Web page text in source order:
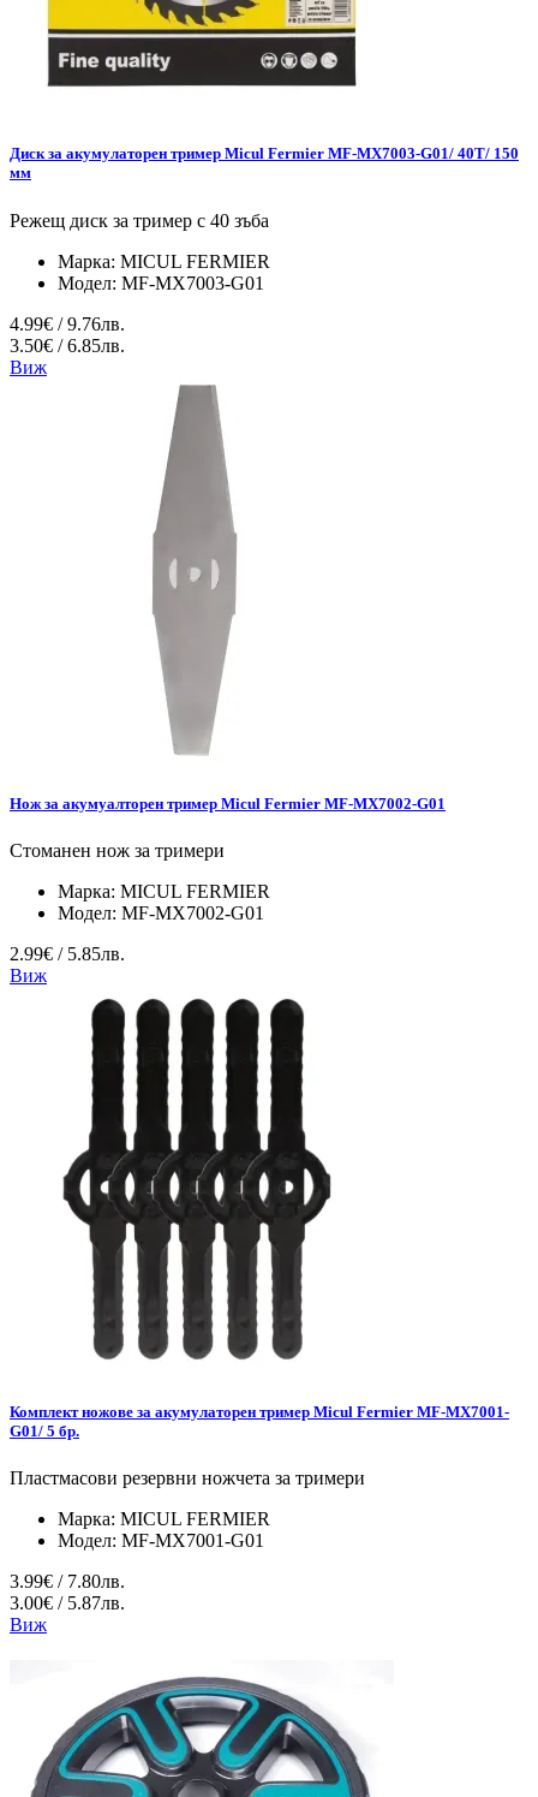
Диск за акумулаторен тример Micul Fermier MF-MX7003-G01/ 40T/ 150
мм
Режещ диск за тример с 40 зъба
Марка: MICUL FERMIER
Модел: MF-MX7003-G01
4.99€ / 9.76лв.
3.50€ / 6.85лв.
Виж
Нож за акумуалторен тример Micul Fermier MF-MX7002-G01
Стоманен нож за тримери
Марка: MICUL FERMIER
Модел: MF-MX7002-G01
2.99€ / 5.85лв.
Виж
Комплект ножове за акумулаторен тример Micul Fermier MF-MX7001-
G01/ 5 бр.
Пластмасови резервни ножчета за тримери
Марка: MICUL FERMIER
Модел: MF-MX7001-G01
3.99€ / 7.80лв.
3.00€ / 5.87лв.
Виж